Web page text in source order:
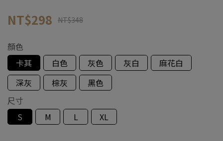
NT$298 NT$348
顏色
卡其
白色 灰色 灰白
麻花白
深灰
棕灰
黑色
尺寸
S
M L XL